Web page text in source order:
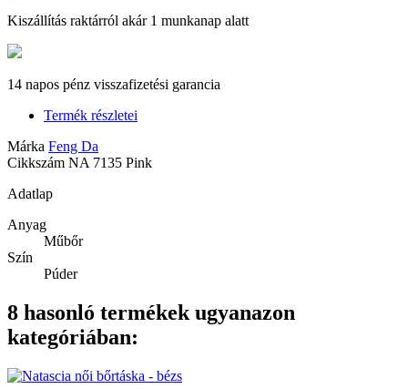
Kiszállítás raktárról akár 1 munkanap alatt
14 napos pénz visszafizetési garancia
Termék részletei
Márka Feng Da
Cikkszám NA 7135 Pink
Adatlap
Anyag
Műbőr
Szín
Púder
8 hasonló termékek ugyanazon
kategóriában: